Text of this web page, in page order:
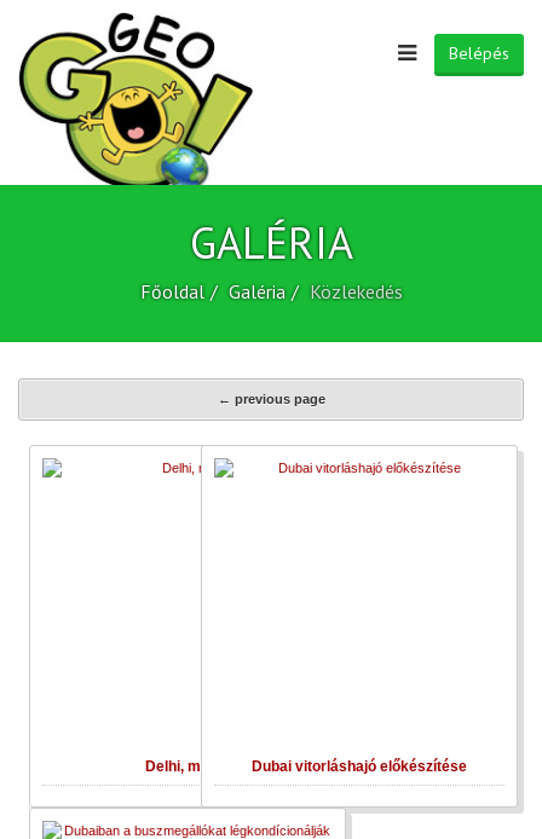
Belépés
GALÉRIA
Főoldal Galéria Közlekedés
← previous page
Delhi, metró Dubai vitorláshajó előkészítése